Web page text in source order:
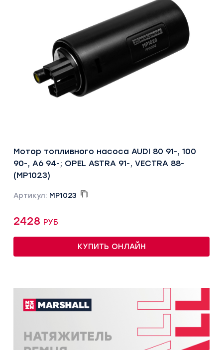
Мотор топливного насоса AUDI 80 91-, 100
90-, A6 94-; OPEL ASTRA 91-, VECTRA 88-
(MP1023)
Артикул: MP1023
2428 руб
КУПИТЬ ОНЛАЙН